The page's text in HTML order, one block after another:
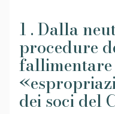
1 . Dalla
procedure
dei soci del